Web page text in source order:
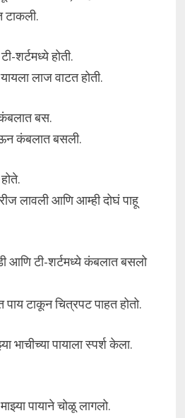
टाकली.
शर्टमध्ये होती.
लाज वाटत होती.
बस.
कंबलात बसली.
लावली आणि आम्ही दोघं पाहू
आणि टी-शर्टमध्ये कंबलात बसलो
टाकून चित्रपट पाहत होतो.
भाचीच्या पायाला स्पर्श केला.
पायाने चोळू लागलो.